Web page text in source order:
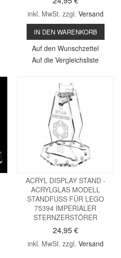
inkl. MwSt. zzgl. Versand
IN DEN WARENKORB
Auf den Wunschzettel
Auf die Vergleichsliste
ACRYL DISPLAY STAND -
ACRYLGLAS MODELL
STANDFUSS FÜR LEGO
75394 IMPERIALER
STERNZERSTÖRER
24,95 €
inkl. MwSt. zzgl. Versand